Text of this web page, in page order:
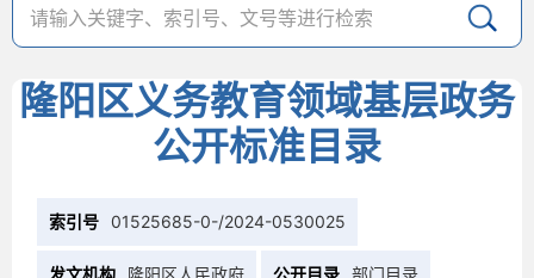
隆阳区义务教育领域基层政务
公开标准目录
索引号 01525685-0-/2024-0530025
发文机构 隆阳区人民政府 公开目录 部门目录